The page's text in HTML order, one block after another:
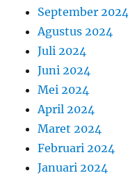
September 2024
Agustus 2024
Juli 2024
Juni 2024
Mei 2024
April 2024
Maret 2024
Februari 2024
Januari 2024